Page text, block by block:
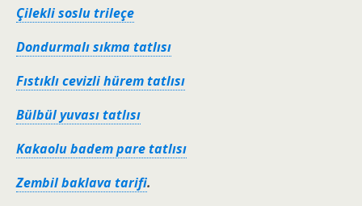
Çilekli soslu trileçe
Dondurmalı sıkma tatlısı
Fıstıklı cevizli hürem tatlısı
Bülbül yuvası tatlısı
Kakaolu badem pare tatlısı
Zembil baklava tarifi.